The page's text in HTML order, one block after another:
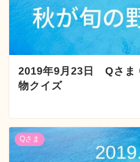
2019年9月23日 Qさ
物クイズ
Qさま